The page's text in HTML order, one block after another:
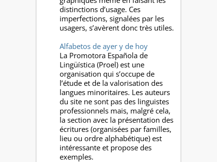
distinctions d’usage. Ces
imperfections, signalées par les
usagers, s’avèrent donc très utiles.
Alfabetos de ayer y de hoy
La Promotora Española de
Lingüística (Proel) est une
organisation qui s’occupe de
l’étude et de la valorisation des
langues minoritaires. Les auteurs
du site ne sont pas des linguistes
professionnels mais, malgré cela,
la section avec la présentation des
écritures (organisées par familles,
lieu ou ordre alphabétique) est
intéressante et propose des
exemples.